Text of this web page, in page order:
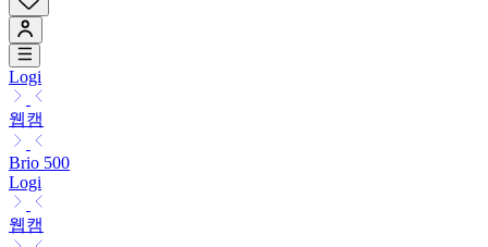
Logi
웹캠
Brio 500
Logi
웹캠